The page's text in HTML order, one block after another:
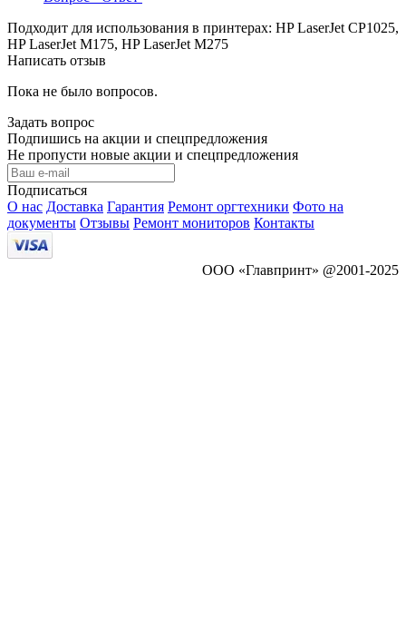
Подходит для использования в принтерах: HP LaserJet CP1025,
HP LaserJet M175, HP LaserJet M275
Написать отзыв
Пока не было вопросов.
Задать вопрос
Подпишись на акции и спецпредложения
Не пропусти новые акции и спецпредложения
Подписаться
О нас Доставка Гарантия Ремонт оргтехники Фото на
документы Отзывы Ремонт мониторов Контакты
ООО «Главпринт» @2001-2025